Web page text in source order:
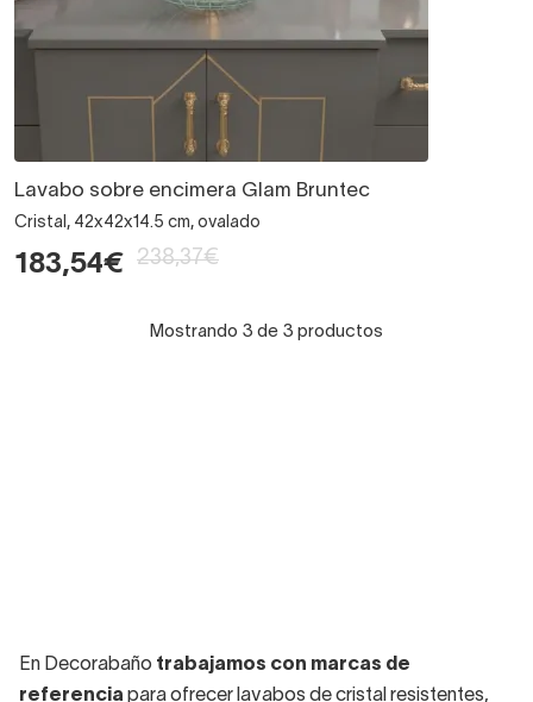
Lavabo sobre encimera Glam Bruntec
Cristal, 42x42x14.5 cm, ovalado
183,54€ 238,37€
Mostrando 3 de 3 productos
En Decorabaño trabajamos con marcas de
referencia para ofrecer lavabos de cristal resistentes,